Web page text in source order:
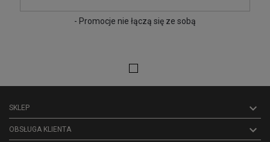
- Promocje nie łączą się ze sobą
SKLEP 
OBSŁUGA KLIENTA 